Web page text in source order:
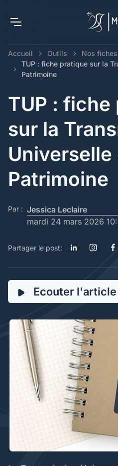
Accueil Outils
Nos
TUP : fiche pratique sur la
Patrimoine
TUP : fiche
sur la
Universelle
Patrimoine
Par : Jessica Leclaire
mardi 24 mars 2026
Partager le post:
Ecouter l'article